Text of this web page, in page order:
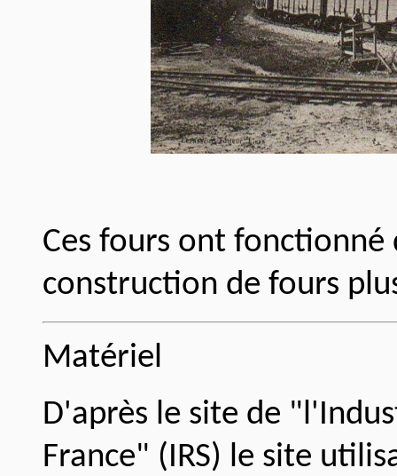
Ces fours ont
construction de fours
Matériel
D'après le site de
France" (IRS) le site